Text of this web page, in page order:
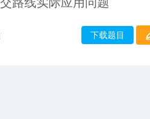
下载题目